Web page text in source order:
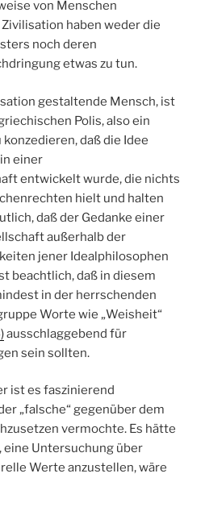
von Menschen
haben weder die
noch deren
etwas zu tun.
gestaltende Mensch, ist
Polis, alsoein
konzedieren, daß die Idee
einer
entwickelt wurde, die nichts
hielt und halten
daß der Gedanke einer
außerhalb der
jener Idealphilosophen
beachtlich, daß in diesem
in der herrschenden
Worte wie „Weisheit“
ausschlaggebend für
sein sollten.
ist es faszinierend
„falsche“ gegenüber dem
vermochte. Es hätte
Untersuchung über
Werte anzustellen, wäre